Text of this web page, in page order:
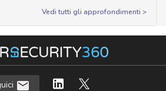
Vedi tutti gli approfondimenti >